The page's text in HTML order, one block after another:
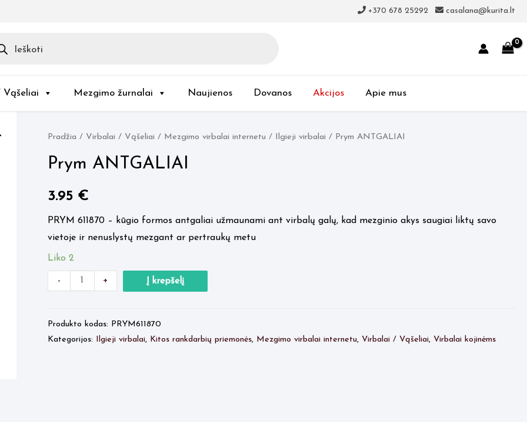
+370 678 25292 casalana@kurita.lt
Mezgimo žurnalai Naujienos Dovanos Akcijos Apie mus
Pradžia / Virbalai / Vąšeliai / Mezgimo virbalai internetu / Ilgieji virbalai / Prym ANTGALIAI
Prym ANTGALIAI
3.95 €
PRYM 611870 – kūgio formos antgaliai užmaunami ant virbalų galų, kad mezginio akys saugiai liktų savo
vietoje ir nenuslystų mezgant ar pertraukų metu
Liko 2
-
produkto
ANTGALIAI
+ Į krepšelį
Produkto kodas: PRYM611870
Kategorijos: Ilgieji virbalai, Kitos rankdarbių priemonės, Mezgimo virbalai internetu, Virbalai / Vąšeliai, Virbalai kojinėms